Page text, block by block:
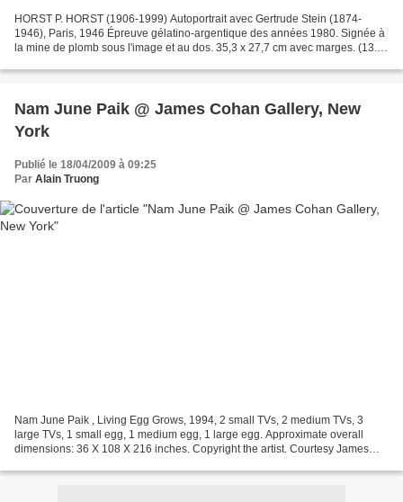
HORST P. HORST (1906-1999) Autoportrait avec Gertrude Stein (1874-
1946), Paris, 1946 Épreuve gélatino-argentique des années 1980. Signée à
la mine de plomb sous l'image et au dos. 35,3 x 27,7 cm avec marges. (13.9
Nam June Paik @ James Cohan Gallery, New
York
Publié le 18/04/2009 à 09:25
Par Alain Truong
Nam June Paik , Living Egg Grows, 1994, 2 small TVs, 2 medium TVs, 3
large TVs, 1 small egg, 1 medium egg, 1 large egg. Approximate overall
dimensions: 36 X 108 X 216 inches. Copyright the artist. Courtesy James